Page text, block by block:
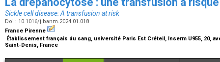
Sickle cell disease: A transfusion at risk
Doi : 10.1016/j.banm.2024.01.018
France Pirenne
Établissement français du sang, université Paris Est Créteil, Inserm U955, 20,
Saint-Denis, France